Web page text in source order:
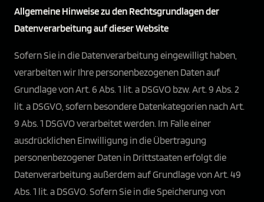
Allgemeine Hinweise zu den Rechtsgrundlagen der
Datenverarbeitung auf dieser Website
Sofern Sie in die Datenverarbeitung eingewilligt haben,
verarbeiten wir Ihre personenbezogenen Daten auf
Grundlage von Art. 6 Abs. 1 lit. a DSGVO bzw. Art. 9 Abs. 2
lit. a DSGVO, sofern besondere Datenkategorien nach Art.
9 Abs. 1 DSGVO verarbeitet werden. Im Falle einer
ausdrücklichen Einwilligung in die Übertragung
personenbezogener Daten in Drittstaaten erfolgt die
Datenverarbeitung außerdem auf Grundlage von Art. 49
Abs. 1 lit. a DSGVO. Sofern Sie in die Speicherung von